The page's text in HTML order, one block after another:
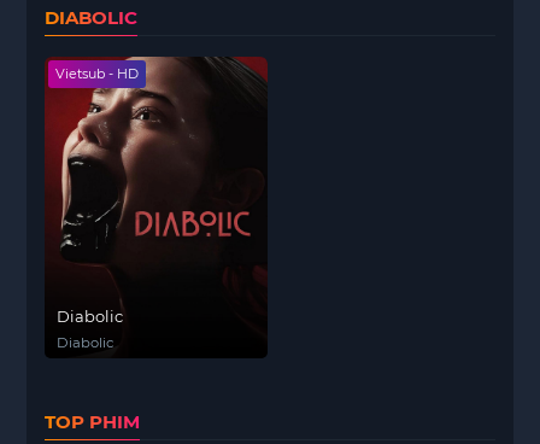
DIABOLIC
Vietsub - HD
Diabolic
Diabolic
TOP PHIM